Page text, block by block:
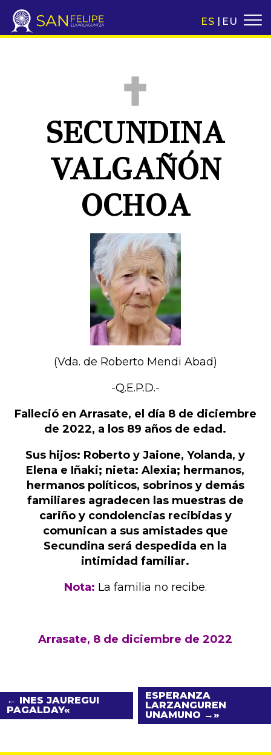
ES EU
SECUNDINA
VALGAÑÓN
OCHOA
(Vda. de Roberto Mendi Abad)
-Q.E.P.D.-
Falleció en Arrasate, el día 8 de diciembre
de 2022, a los 89 años de edad.
Sus hijos: Roberto y Jaione, Yolanda, y
Elena e Iñaki; nieta: Alexia; hermanos,
hermanos políticos, sobrinos y demás
familiares agradecen las muestras de
cariño y condolencias recibidas y
comunican a sus amistades que
Secundina será despedida en la
intimidad familiar.
Nota: La familia no recibe.
Arrasate, 8 de diciembre de 2022
← INES JAUREGUI
PAGALDAY
ESPERANZA
LARZANGUREN
UNAMUNO →